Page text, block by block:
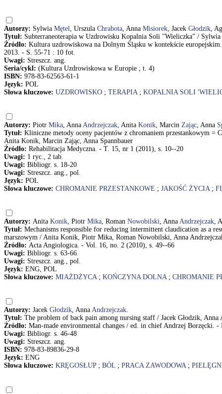
Autorzy: Sylwia Mętel, Urszula Chrabota, Anna Misiorek, Jacek Głodzik,
Tytuł: Subterraneoterapia w Uzdrowisku Kopalnia Soli "Wieliczka" /
Źródło: Kultura uzdrowiskowa na Dolnym Śląsku w kontekście
2013. - S. 55-71 : 10 fot.
Uwagi: Streszcz. ang.
Seria/cykl: (Kultura Uzdrowiskowa w Europie ; t. 4)
ISBN: 978-83-62563-61-1
Język: POL
Słowa kluczowe: UZDROWISKO ; TERAPIA; KOPALNIA SOLI
Autorzy: Piotr Mika, Anna Andrzejczak, Anita Konik, Marcin Zając, Anna
Tytuł: Kliniczne metody oceny pacjentów z chromaniem przestankowym
Anita Konik, Marcin Zając, Anna Spannbauer
Źródło: Rehabilitacja Medyczna. - T. 15, nr 1 (2011), s. 10--20
Uwagi: 1 ryc., 2 tab.
Uwagi: Bibliogr. s. 18-20
Uwagi: Streszcz. ang., pol.
Język: POL
Słowa kluczowe: CHROMANIE PRZESTANKOWE ; JAKOŚĆ ŻYCIA;
Autorzy: Anita Konik, Piotr Mika, Roman Nowobilski, Anna Andrzejczak,
Tytuł: Mechanisms responsible for reducing intermittent claudication as a
marszowym / Anita Konik, Piotr Mika, Roman Nowobilski, Anna
Źródło: Acta Angiologica. - Vol. 16, no. 2 (2010), s. 49--66
Uwagi: Bibliogr. s. 63-66
Uwagi: Streszcz. ang., pol.
Język: ENG, POL
Słowa kluczowe: MIAŻDŻYCA; KOŃCZYNA DOLNA; CHROMANIE
Autorzy: Jacek Głodzik, Anna Andrzejczak.
Tytuł: The problem of back pain among nursing staff / Jacek Głodzik, Anna
Źródło: Man-made environmental changes / ed. in chief Andrzej
Uwagi: Bibliogr. s. 46-48
Uwagi: Streszcz. ang.
ISBN: 978-83-89836-29-8
Język: ENG
Słowa kluczowe: KRĘGOSŁUP; BÓL ; PRACA ZAWODOWA;